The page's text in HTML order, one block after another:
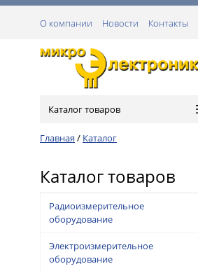
О компании Новости Контакты
Каталог товаров
Главная / Каталог
Каталог товаров
Радиоизмерительное
оборудование
Электроизмерительное
оборудование